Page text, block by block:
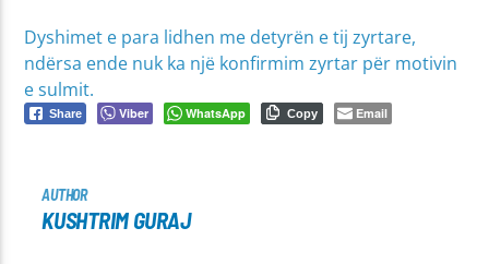
Dyshimet e para lidhen me detyrën e tij zyrtare,
ndërsa ende nuk ka një konfirmim zyrtar për motivin
e sulmit.
Share Viber WhatsApp Copy Email
AUTHOR
KUSHTRIM GURAJ